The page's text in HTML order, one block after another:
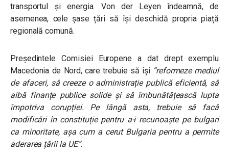
transportul și energia. Von der Leyen îndeamnă, de
asemenea, cele șase țări să își deschidă propria piață
regională comună.
Președintele Comisiei Europene a dat drept exemplu
Macedonia de Nord, care trebuie să își “reformeze mediul
de afaceri, să creeze o administrație publică eficientă, să
aibă finanțe publice solide și să îmbunătățească lupta
împotriva corupției. Pe lângă asta, trebuie să facă
modificări în constituție pentru a-i recunoaște pe bulgari
ca minoritate, așa cum a cerut Bulgaria pentru a permite
aderarea țării la UE”.